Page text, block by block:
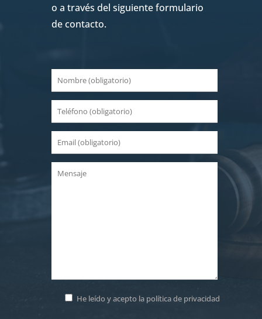
o a través del siguiente formulario
de contacto.
He leído y acepto la política de privacidad